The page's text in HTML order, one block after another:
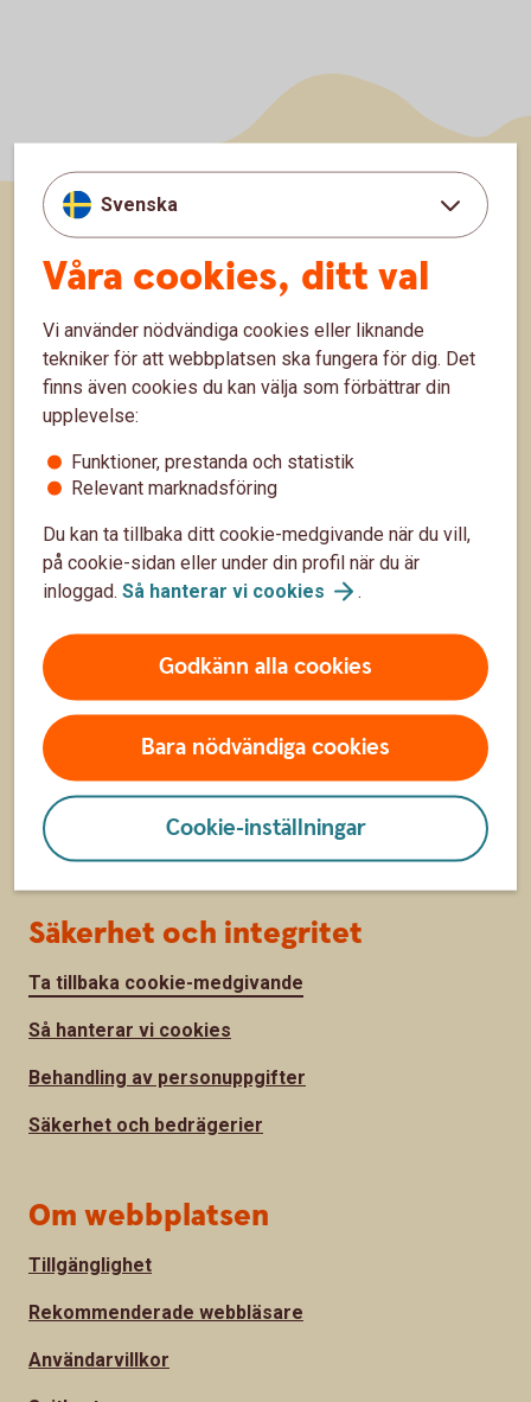
Svenska
Våra cookies, ditt val
Vi använder nödvändiga cookies eller liknande
tekniker för att webbplatsen ska fungera för dig. Det
finns även cookies du kan välja som förbättrar din
upplevelse:
Funktioner, prestanda och statistik
Relevant marknadsföring
Du kan ta tillbaka ditt cookie-medgivande när du vill,
på cookie-sidan eller under din profil när du är
inloggad. Så hanterar vi cookies .
Godkänn alla cookies
Bara nödvändiga cookies
Cookie-inställningar
Sidfot
Räkna
Räkna på ränta på ränta
Räkna på månadssparande
Bolånekalkyl
Räkna på billån
Hitta snabbt
Räntor, priser och kurser
Hitta bankkontor
Om Sparbanken Sjuhärad
Press
Jobba hos oss
Säkerhet och integritet
Ta tillbaka cookie-medgivande
Så hanterar vi cookies
Behandling av personuppgifter
Säkerhet och bedrägerier
Om webbplatsen
Tillgänglighet
Rekommenderade webbläsare
Användarvillkor